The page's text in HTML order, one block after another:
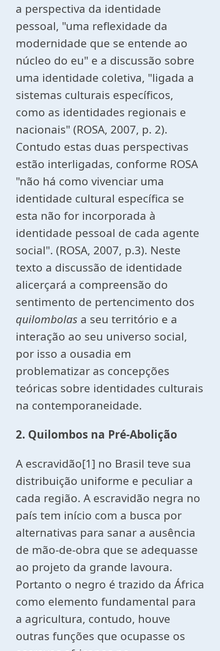
a perspectiva da identidade
pessoal, "uma reflexidade da
modernidade que se entende ao
núcleo do eu" e a discussão sobre
uma identidade coletiva, "ligada a
sistemas culturais específicos,
como as identidades regionais e
nacionais" (ROSA, 2007, p. 2).
Contudo estas duas perspectivas
estão interligadas, conforme ROSA
"não há como vivenciar uma
identidade cultural específica se
esta não for incorporada à
identidade pessoal de cada agente
social". (ROSA, 2007, p.3). Neste
texto a discussão de identidade
alicerçará a compreensão do
sentimento de pertencimento dos
quilombolas a seu território e a
interação ao seu universo social,
por isso a ousadia em
problematizar as concepções
teóricas sobre identidades culturais
na contemporaneidade.
2. Quilombos na Pré-Abolição
A escravidão[1] no Brasil teve sua
distribuição uniforme e peculiar a
cada região. A escravidão negra no
país tem início com a busca por
alternativas para sanar a ausência
de mão-de-obra que se adequasse
ao projeto da grande lavoura.
Portanto o negro é trazido da África
como elemento fundamental para
a agricultura, contudo, houve
outras funções que ocupasse os